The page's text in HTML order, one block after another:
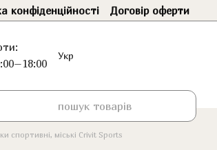
конфіденційності Договір оферти
Укр
спортивні, міські Crivit Sports